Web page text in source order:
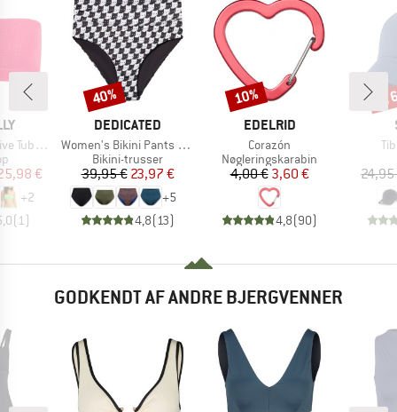
Top
pris
€
+2
(1 )
MÆRKE
DEDICATED
Artikel
Women's Bikini Pants Slite
Produktgruppe
Bikini-trusser
Pris
39,95 €Nedsat pris
23,97 €
+5
4,8(13)
Rabat
40%
MÆRKE
EDELRID
Artikel
Corazón
Produktgruppe
Nøgleringskarabin
Pris
4,00 €Nedsat pris
3,60 €
4,8(90)
Rabat
10%
24,95
GODKENDT AF ANDRE BJERGVENNER